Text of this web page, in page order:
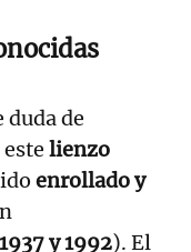
duda de
lienzo
enrollado y
1937 y 1992). El